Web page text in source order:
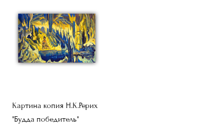
Картина копия Н.К.Рерих
"Будда победитель"